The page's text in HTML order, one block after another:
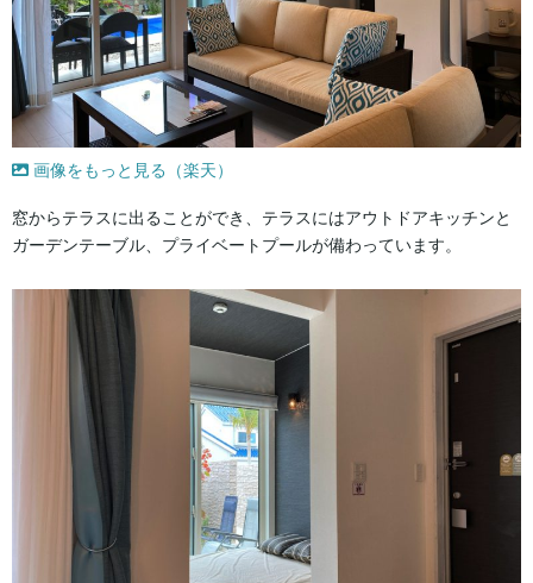
画像をもっと見る（楽天）
窓からテラスに出ることができ、テラスにはアウトドアキッチンと
ガーデンテーブル、プライベートプールが備わっています。